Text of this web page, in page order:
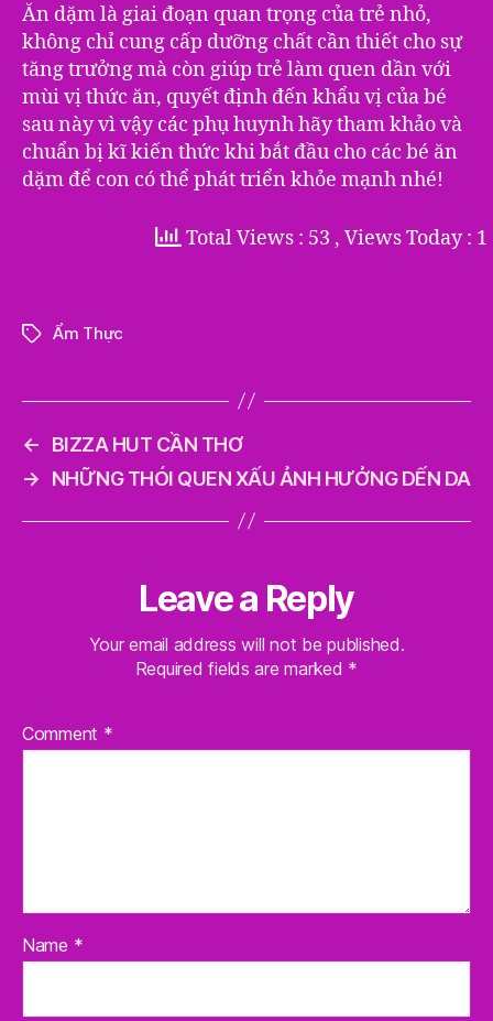
Ăn dặm là giai đoạn quan trọng của trẻ nhỏ,
không chỉ cung cấp dưỡng chất cần thiết cho sự
tăng trưởng mà còn giúp trẻ làm quen dần với
mùi vị thức ăn, quyết định đến khẩu vị của bé
sau này vì vậy các phụ huynh hãy tham khảo và
chuẩn bị kĩ kiến thức khi bắt đầu cho các bé ăn
dặm để con có thể phát triển khỏe mạnh nhé!
Total Views : 53 , Views Today : 1
TagsẨm Thực
←
BIZZA HUT CẦN THƠ
→
NHỮNG THÓI QUEN XẤU ẢNH HƯỞNG DẾN DA
Leave a Reply
Your email address will not be published.
Required fields are marked *
Comment *
Name *